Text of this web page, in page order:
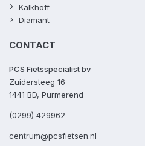
Kalkhoff
Diamant
CONTACT
PCS Fietsspecialist bv
Zuidersteeg 16
1441 BD, Purmerend
(0299) 429962
centrum@pcsfietsen.nl